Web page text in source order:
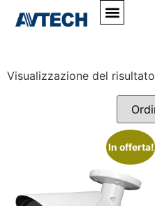
#DGC8646F
Visualizzazione del risultato
In offerta!